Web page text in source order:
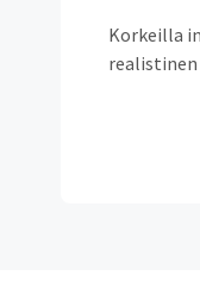
Korkeilla
realistinen